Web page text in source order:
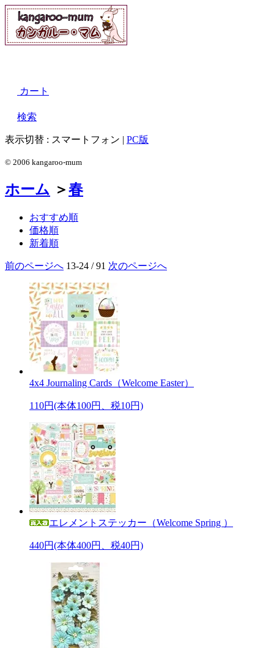
カート
検索
表示切替 : スマートフォン | PC版
© 2006 kangaroo-mum
ホーム ＞春
おすすめ順
価格順
新着順
前のページへ 13-24 / 91 次のページへ
4x4 Journaling Cards（Welcome Easter）
110円(本体100円、税10円)
エレメントステッカー（Welcome Spring ）
440円(本体400円、税40円)